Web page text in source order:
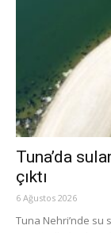
Tuna’da
çıktı
6 Ağustos 2026
Tuna Nehri’nde